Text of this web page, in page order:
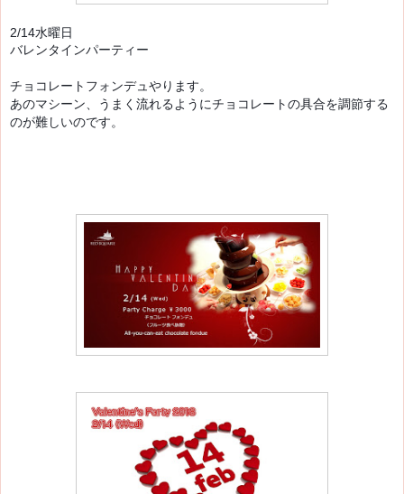
2/14水曜日
バレンタインパーティー
チョコレートフォンデュやります。
あのマシーン、うまく流れるようにチョコレートの具合を調節する